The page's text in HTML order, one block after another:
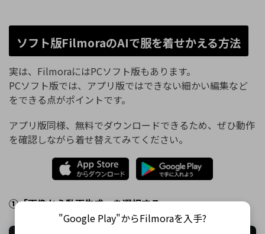
ソフト版FilmoraのAIで服を着せかえる方法
実は、FilmoraにはPCソフト版もあります。
PCソフト版では、アプリ版ではできない細かい編集など
をできる点がポイントです。
アプリ版同様、無料でダウンロードできるため、ぜひ動作
を確認しながら着せ替えてみてください。
①「画像から動画生成」を選択する
"Google Play"からFilmoraを入手?